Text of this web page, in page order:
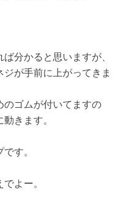
分かると思いますが、
が手前に上がってきま
のゴムが付いてますの
きます。
す。
よー。